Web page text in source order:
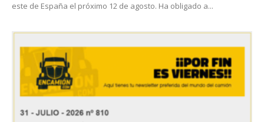
este de España el próximo 12 de agosto. Ha obligado a...